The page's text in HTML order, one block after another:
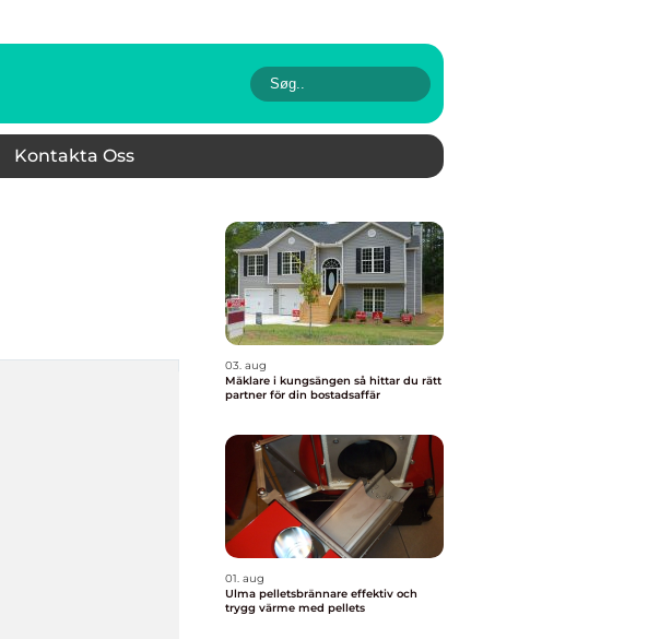
Kontakta Oss
03. aug
Mäklare i kungsängen så hittar du rätt
partner för din bostadsaffär
01. aug
Ulma pelletsbrännare effektiv och
trygg värme med pellets